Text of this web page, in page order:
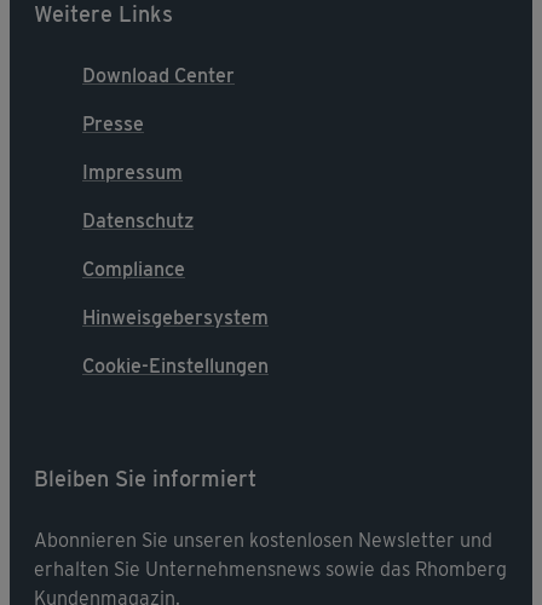
Weitere Links
Download Center
Presse
Impressum
Datenschutz
Compliance
Hinweisgebersystem
Cookie-Einstellungen
Bleiben Sie informiert
Abonnieren Sie unseren kostenlosen Newsletter und
erhalten Sie Unternehmensnews sowie das Rhomberg
Kundenmagazin.